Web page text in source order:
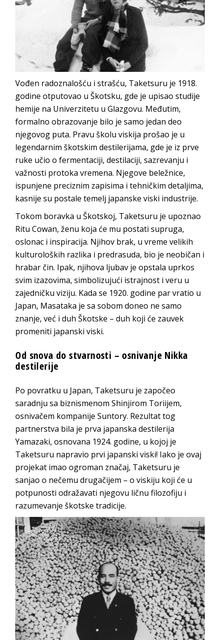
Vođen radoznalošću i strašću, Taketsuru je 1918.
godine otputovao u Škotsku, gde je upisao studije
hemije na Univerzitetu u Glazgovu. Međutim,
formalno obrazovanje bilo je samo jedan deo
njegovog puta. Pravu školu viskija prošao je u
legendarnim škotskim destilerijama, gde je iz prve
ruke učio o fermentaciji, destilaciji, sazrevanju i
važnosti protoka vremena. Njegove beležnice,
ispunjene preciznim zapisima i tehničkim detaljima,
kasnije su postale temelj japanske viski industrije.
Tokom boravka u Škotskoj, Taketsuru je upoznao
Ritu Cowan, ženu koja će mu postati supruga,
oslonac i inspiracija. Njihov brak, u vreme velikih
kulturoloških razlika i predrasuda, bio je neobičan i
hrabar čin. Ipak, njihova ljubav je opstala uprkos
svim izazovima, simbolizujući istrajnost i veru u
zajedničku viziju. Kada se 1920. godine par vratio u
Japan, Masataka je sa sobom doneo ne samo
znanje, već i duh Škotske – duh koji će zauvek
promeniti japanski viski.
Od snova do stvarnosti – osnivanje Nikka
destilerije
Po povratku u Japan, Taketsuru je započeo
saradnju sa biznismenom Shinjirom Toriijem,
osnivačem kompanije Suntory. Rezultat tog
partnerstva bila je prva japanska destilerija
Yamazaki, osnovana 1924. godine, u kojoj je
Taketsuru napravio prvi japanski viski! Iako je ovaj
projekat imao ogroman značaj, Taketsuru je
sanjao o nečemu drugačijem – o viskiju koji će u
potpunosti odražavati njegovu ličnu filozofiju i
razumevanje škotske tradicije.